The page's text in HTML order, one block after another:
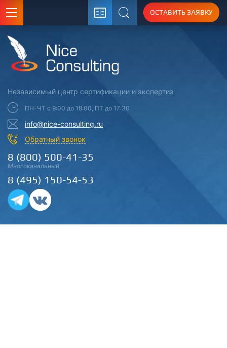
Поиск
ОСТАВИТЬ ЗАЯВКУ
Независимый центр сертификации и экспертиз
ПН-ЧТ с 9:00 до 18:00, ПТ до 17:30
info@nice-consulting.ru
Обратный звонок
8 (800) 500-41-35
Многоканальный
8 (495) 150-54-53